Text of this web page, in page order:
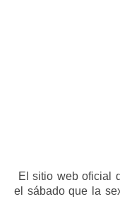
El sitio web oficial
el sábado que la